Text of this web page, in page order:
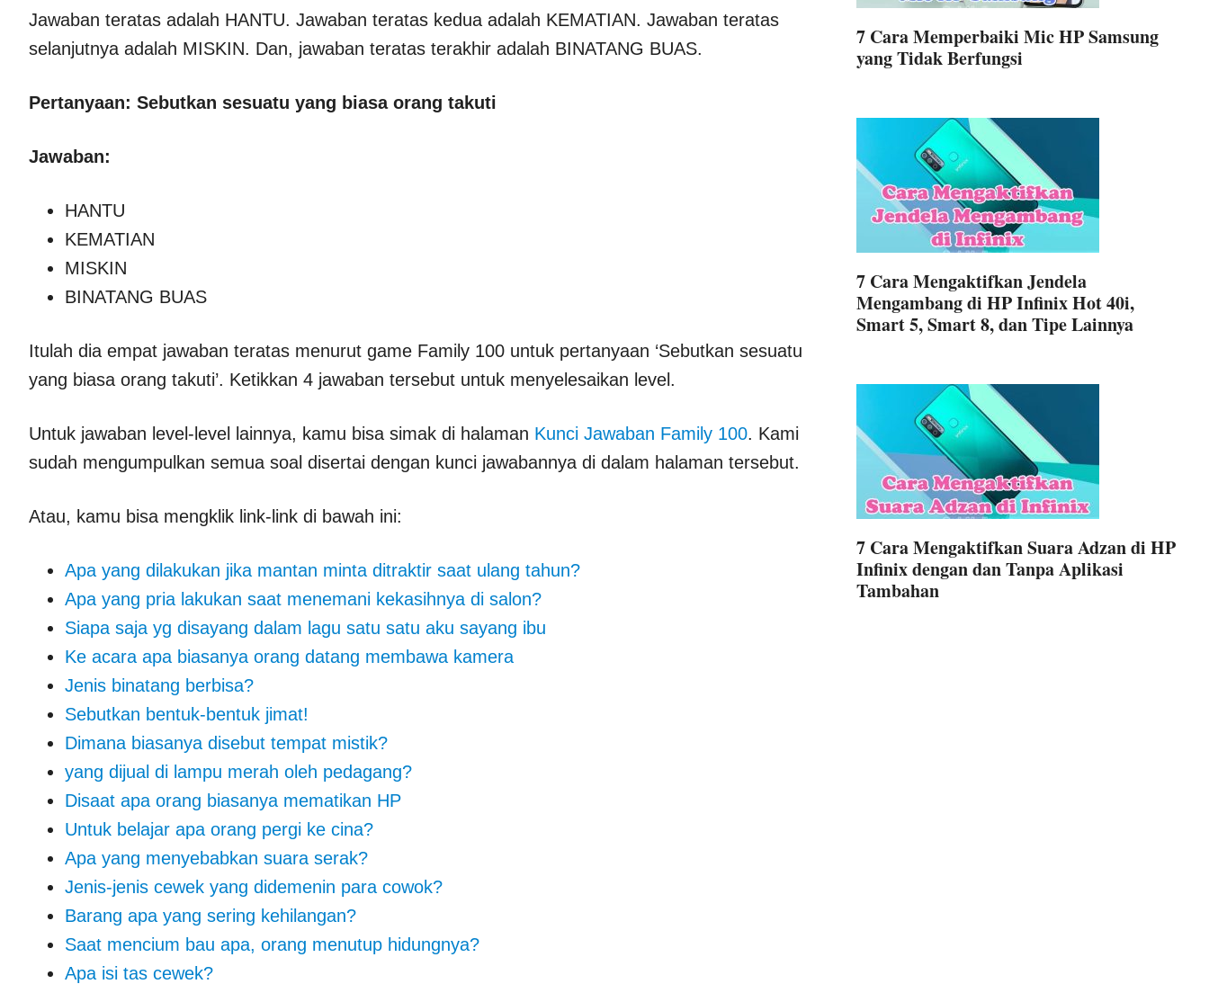
Jawaban teratas adalah HANTU. Jawaban teratas kedua adalah KEMATIAN. Jawaban teratas
selanjutnya adalah MISKIN. Dan, jawaban teratas terakhir adalah BINATANG BUAS.
Pertanyaan: Sebutkan sesuatu yang biasa orang takuti
Jawaban:
HANTU
KEMATIAN
MISKIN
BINATANG BUAS
Itulah dia empat jawaban teratas menurut game Family 100 untuk pertanyaan ‘Sebutkan sesuatu
yang biasa orang takuti’. Ketikkan 4 jawaban tersebut untuk menyelesaikan level.
Untuk jawaban level-level lainnya, kamu bisa simak di halaman Kunci Jawaban Family 100. Kami
sudah mengumpulkan semua soal disertai dengan kunci jawabannya di dalam halaman tersebut.
Atau, kamu bisa mengklik link-link di bawah ini:
Apa yang dilakukan jika mantan minta ditraktir saat ulang tahun?
Apa yang pria lakukan saat menemani kekasihnya di salon?
Siapa saja yg disayang dalam lagu satu satu aku sayang ibu
Ke acara apa biasanya orang datang membawa kamera
Jenis binatang berbisa?
Sebutkan bentuk-bentuk jimat!
Dimana biasanya disebut tempat mistik?
yang dijual di lampu merah oleh pedagang?
Disaat apa orang biasanya mematikan HP
Untuk belajar apa orang pergi ke cina?
Apa yang menyebabkan suara serak?
Jenis-jenis cewek yang didemenin para cowok?
Barang apa yang sering kehilangan?
Saat mencium bau apa, orang menutup hidungnya?
Apa isi tas cewek?
7 Cara Memperbaiki Mic HP Samsung
yang Tidak Berfungsi
7 Cara Mengaktifkan Jendela
Mengambang di HP Infinix Hot 40i,
Smart 5, Smart 8, dan Tipe Lainnya
7 Cara Mengaktifkan Suara Adzan di HP
Infinix dengan dan Tanpa Aplikasi
Tambahan